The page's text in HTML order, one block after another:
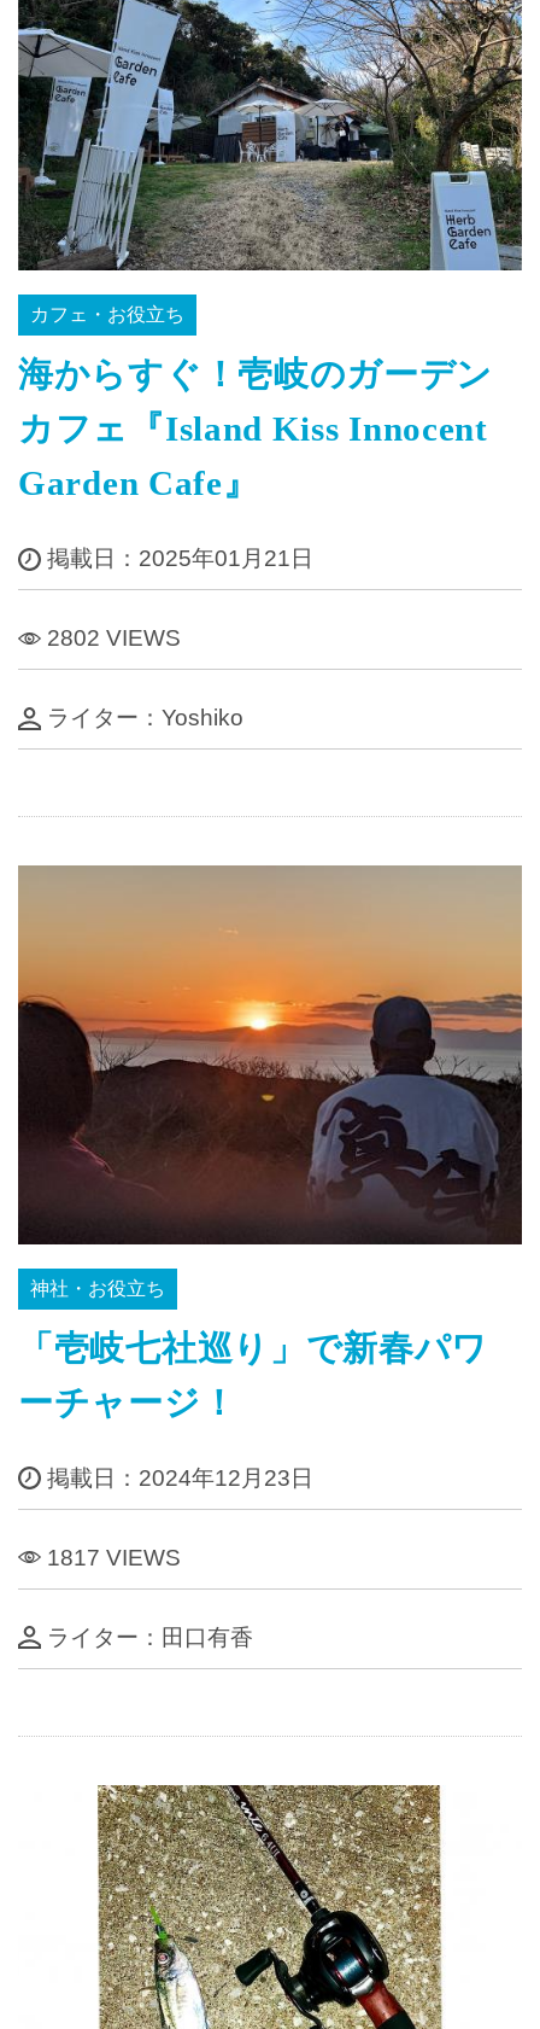
カフェ・お役立ち
海からすぐ！壱岐のガーデン
カフェ『Island Kiss Innocent
Garden Cafe』
掲載日：2025年01月21日
2802 VIEWS
ライター：Yoshiko
神社・お役立ち
「壱岐七社巡り」で新春パワ
ーチャージ！
掲載日：2024年12月23日
1817 VIEWS
ライター：田口有香